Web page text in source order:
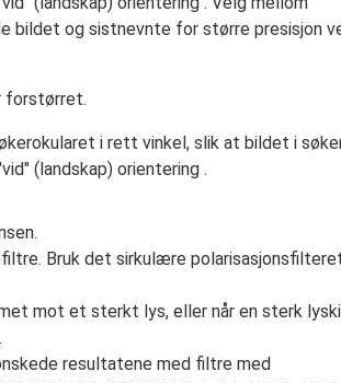
bildet og sistnevnte for større presisjon
forstørret.
i rett vinkel, slik at bildet i
(landskap) orientering .
Bruk det sirkulære
mot et sterkt lys, eller når en sterk
resultatene med filtre med